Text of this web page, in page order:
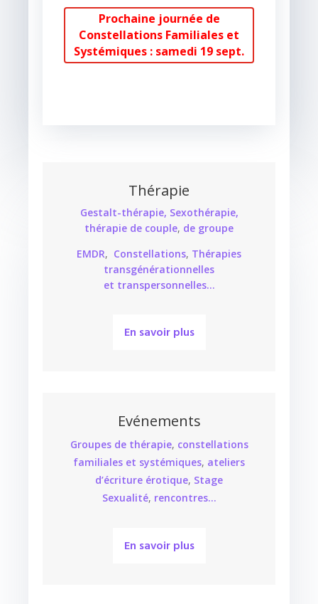
Prochaine journée de
Constellations Familiales et
Systémiques : samedi 19 sept.
Thérapie
Gestalt-thérapie, Sexothérapie,
thérapie de couple, de groupe
EMDR, Constellations, Thérapies
transgénérationnelles
et transpersonnelles…
En savoir plus
Evénements
Groupes de thérapie, constellations
familiales et systémiques, ateliers
d’écriture érotique, Stage
Sexualité, rencontres…
En savoir plus